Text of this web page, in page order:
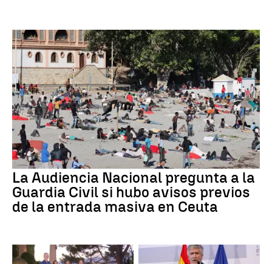
La Audiencia Nacional pregunta a la
Guardia Civil si hubo avisos previos
de la entrada masiva en Ceuta